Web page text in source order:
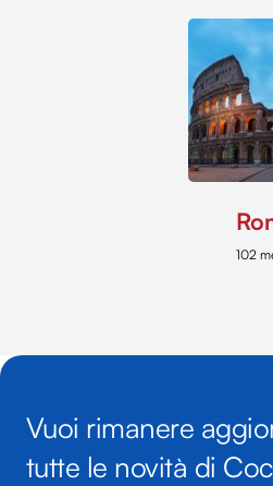
102
Vuoi rimanere
tutte le novità di